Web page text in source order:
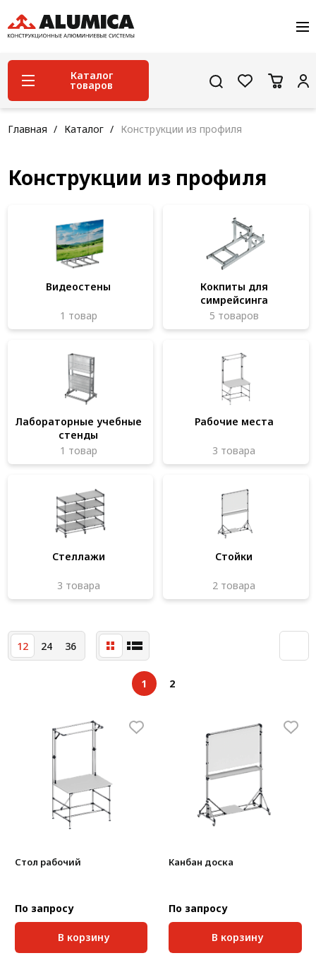
О компании
Услуги
Сервис и поддержка
Проекты
Контакты
Каталог
товаров
Система конструкционного алюминиевого
профиля
Модульная трубная система
Кабельные короба
Конвейерная фурнитура
Система линейного перемещения NEW!
Система V-паза NEW!
Алюминиевые промышленные ограждения
Алюминиевая промышленная мебель
Профиль строительного назначения
Радиаторный алюминиевый профиль NEW!
Лист алюминиевый
Метрический крепеж
Конструкции из профиля
Главная Каталог Конструкции из профиля
Конструкции из профиля
Видеостены
1 товар
Кокпиты для
симрейсинга
5 товаров
Лабораторные учебные
стенды
1 товар
Рабочие места
3 товара
Стеллажи
3 товара
Стойки
2 товара
12 24 36
1 2
Стол рабочий
По запросу
В корзину
Канбан доска
По запросу
В корзину